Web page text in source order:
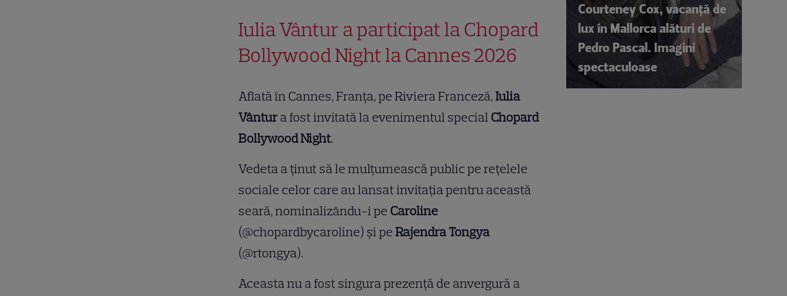
Iulia Vântur a participat la Chopard
Bollywood Night la Cannes 2026
Aflată în Cannes, Franța, pe Riviera Franceză,Iulia
Vântura fost invitată la evenimentul special Chopard
Bollywood Night.
Vedeta a ținut să le mulțumească public pe rețelele
sociale celor care au lansat invitația pentru această
seară, nominalizându-i pe Caroline
(@chopardbycaroline) și peRajendra Tongya
(@rtongya).
Aceasta nu a fost singura prezență de anvergură a
Courteney Cox, vacanță de
lux în Mallorca alături de
Pedro Pascal. Imagini
spectaculoase